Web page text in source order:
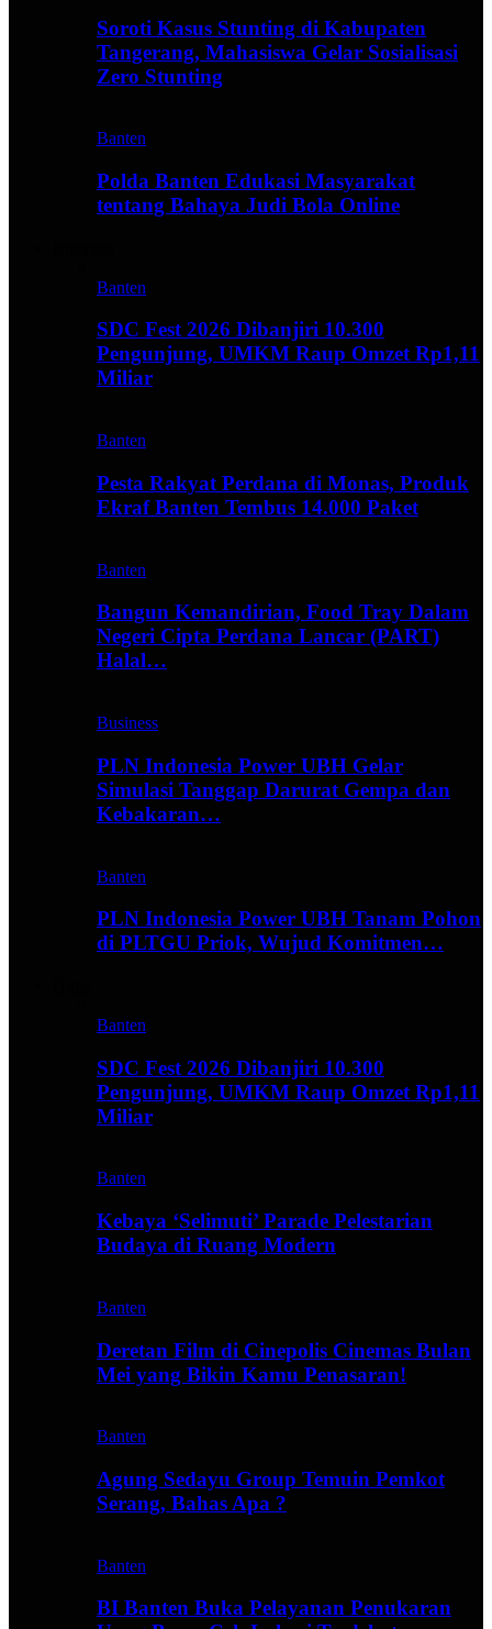
Soroti Kasus Stunting di Kabupaten
Tangerang, Mahasiswa Gelar Sosialisasi
Zero Stunting
Banten
Polda Banten Edukasi Masyarakat
tentang Bahaya Judi Bola Online
Banten
SDC Fest 2026 Dibanjiri 10.300
Pengunjung, UMKM Raup Omzet Rp1,11
Miliar
Banten
Pesta Rakyat Perdana di Monas, Produk
Ekraf Banten Tembus 14.000 Paket
Banten
Bangun Kemandirian, Food Tray Dalam
Negeri Cipta Perdana Lancar (PART)
Halal…
Business
PLN Indonesia Power UBH Gelar
Simulasi Tanggap Darurat Gempa dan
Kebakaran…
Banten
PLN Indonesia Power UBH Tanam Pohon
di PLTGU Priok, Wujud Komitmen…
Banten
SDC Fest 2026 Dibanjiri 10.300
Pengunjung, UMKM Raup Omzet Rp1,11
Miliar
Banten
Kebaya ‘Selimuti’ Parade Pelestarian
Budaya di Ruang Modern
Banten
Deretan Film di Cinepolis Cinemas Bulan
Mei yang Bikin Kamu Penasaran!
Banten
Agung Sedayu Group Temuin Pemkot
Serang, Bahas Apa ?
Banten
BI Banten Buka Pelayanan Penukaran